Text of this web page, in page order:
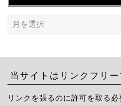
当サイトはリンクフリー
リンクを張るのに許可を取る